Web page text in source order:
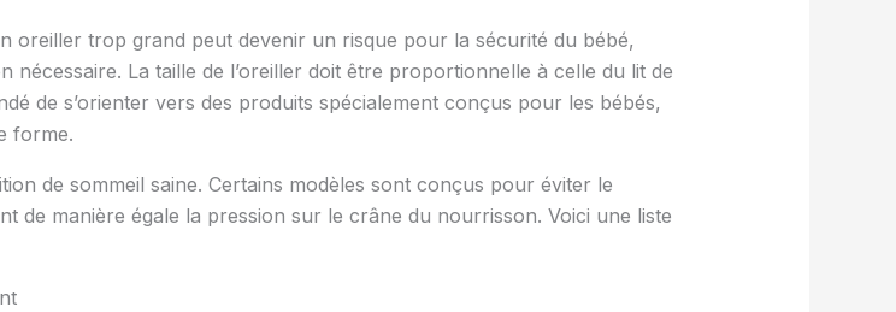
oreiller trop grand peut devenir un risque pour la sécurité du bébé,
La taille de l’oreiller doit être proportionnelle à celle du lit de
de s’orienter vers des produits spécialement conçus pour les bébés,
forme.
de sommeil saine. Certains modèles sont conçus pour éviter le
de manière égale la pression sur le crâne du nourrisson. Voici une liste